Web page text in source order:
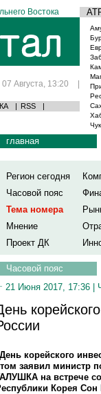
Востока
07 Августа, 13:20 |
| RSS |
главная
Регион сегодня
Часовой пояс
Тема номера
Мнение
Проект ДК
Часовой пояс
21 Июня 2017, 17:36 |
корейского
заявил министр
на встрече
Корея Сон